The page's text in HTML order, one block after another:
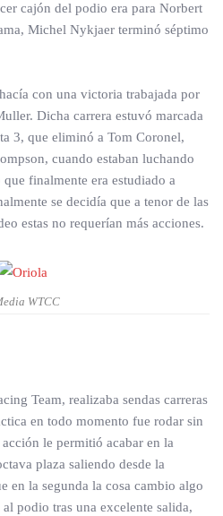
cajón del podio era para Norbert
Michel Nykjaer terminó séptimo
con una victoria trabajada por
Dicha carrera estuvó marcada
3, que eliminó a Tom Coronel,
cuando estaban luchando
finalmente era estudiado a
se decidía que a tenor de las
estas no requerían más acciones.
WTCC
Team, realizaba sendas carreras
en todo momento fue rodar sin
le permitió acabar en la
plaza saliendo desde la
en la segunda la cosa cambio algo
podio tras una excelente salida,